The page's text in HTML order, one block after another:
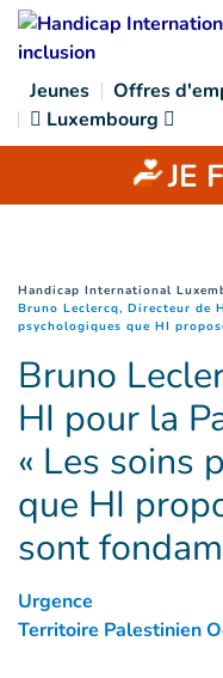
Goto main content
Jeunes Offres
Luxembourg
JE
You are here :
Handicap International
Bruno Leclercq, Directeur de
psychologiques que HI
Bruno
HI pour la
« Les soins
que HI
sont
Urgence
Territoire Palestinien